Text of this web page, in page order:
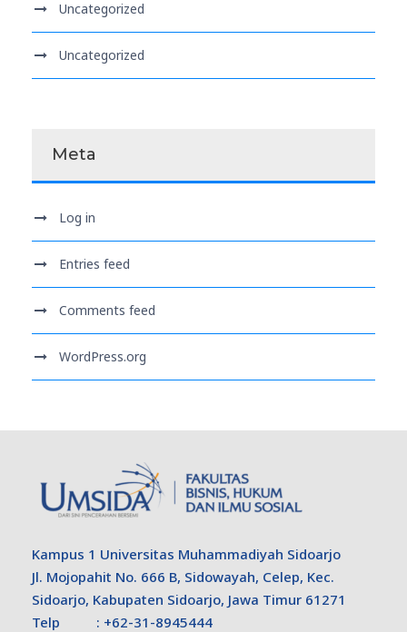
Uncategorized
Uncategorized
Meta
Log in
Entries feed
Comments feed
WordPress.org
Kampus 1 Universitas Muhammadiyah Sidoarjo
Jl. Mojopahit No. 666 B, Sidowayah, Celep, Kec.
Sidoarjo, Kabupaten Sidoarjo, Jawa Timur 61271
Telp : +62-31-8945444